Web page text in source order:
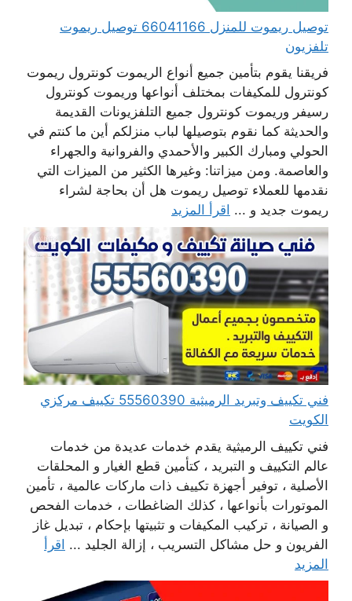
توصيل ريموت للمنزل 66041166 توصيل ريموت
تلفزيون
فريقنا يقوم بتأمين جميع أنواع الريموت كونترول ريموت
كونترول للمكيفات بمختلف أنواعها وريموت كونترول
رسيفر وريموت كونترول جميع التلفزيونات القديمة
والحديثة كما نقوم بتوصيلها لباب منزلكم أين ما كنتم في
الحولي ومبارك الكبير والأحمدي والفروانية والجهراء
والعاصمة. ومن ميزاتنا: وغيرها الكثير من الميزات التي
نقدمها للعملاء توصيل ريموت هل أن بحاجة لشراء
ريموت جديد و ... اقرأ المزيد
فني تكييف وتبريد الرميثية 55560390 تكييف مركزي
الكويت
فني تكييف الرميثية يقدم خدمات عديدة من خدمات
عالم التكييف و التبريد ، كتأمين قطع الغيار و المحلقات
الأصلية ، توفير أجهزة تكييف ذات ماركات عالمية ، تأمين
الموتورات بأنواعها ، كذلك الضاغطات ، خدمات الفحص
و الصيانة ، تركيب المكيفات و تثبيتها بإحكام ، تبديل غاز
الفريون و حل مشاكل التسريب ، إزالة الجليد ... اقرأ
المزيد